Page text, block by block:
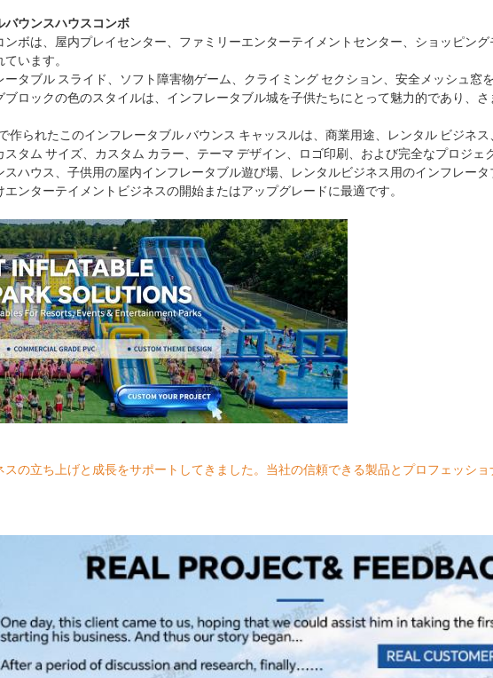
バウンスハウスコンボ
ボは、屋内プレイセンター、ファミリーエンターテイメントセンター、ショッピン
います。
タブル スライド、ソフト障害物ゲーム、クライミング セクション、安全メッシュ窓
ロックの色のスタイルは、インフレータブル城を子供たちにとって魅力的であり、
作られたこのインフレータブル バウンス キャッスルは、商業用途、レンタル ビジネ
タム サイズ、カスタム カラー、テーマ デザイン、ロゴ印刷、および完全なプロジェ
ハウス、子供用の屋内インフレータブル遊び場、レンタルビジネス用のインフレー
ンターテイメントビジネスの開始またはアップグレードに最適です。
の立ち上げと成長をサポートしてきました。当社の信頼できる製品とプロフェッシ